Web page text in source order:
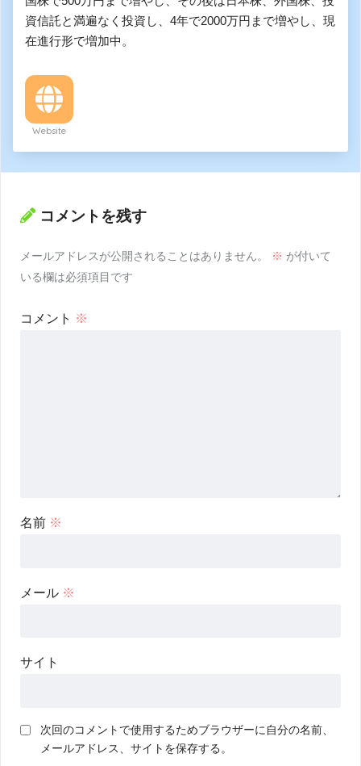
資信託と満遍なく投資し、4年で2000万円まで増やし、現
在進行形で増加中。
Website
コメントを残す
メールアドレスが公開されることはありません。 ※ が付いて
いる欄は必須項目です
コメント ※
名前 ※
メール ※
サイト
次回のコメントで使用するためブラウザーに自分の名前、
メールアドレス、サイトを保存する。